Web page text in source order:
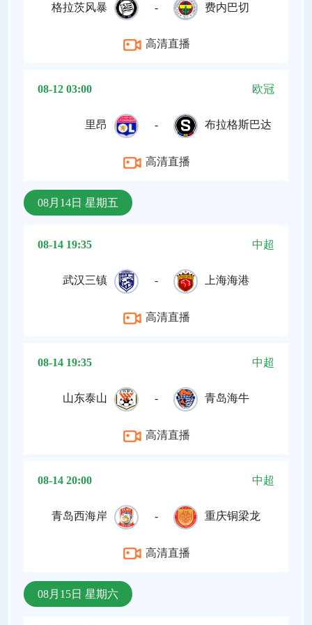
格拉茨风暴 - 费内巴切
高清直播
08-12 03:00 欧冠
里昂 - 布拉格斯巴达
高清直播
08月14日 星期五
08-14 19:35 中超
武汉三镇 - 上海海港
高清直播
08-14 19:35 中超
山东泰山 - 青岛海牛
高清直播
08-14 20:00 中超
青岛西海岸 - 重庆铜梁龙
高清直播
08月15日 星期六